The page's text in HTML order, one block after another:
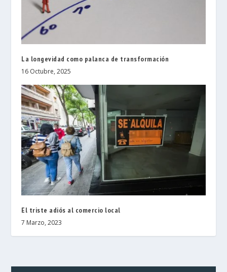
La longevidad como palanca de transformación
16 Octubre, 2025
El triste adiós al comercio local
7 Marzo, 2023